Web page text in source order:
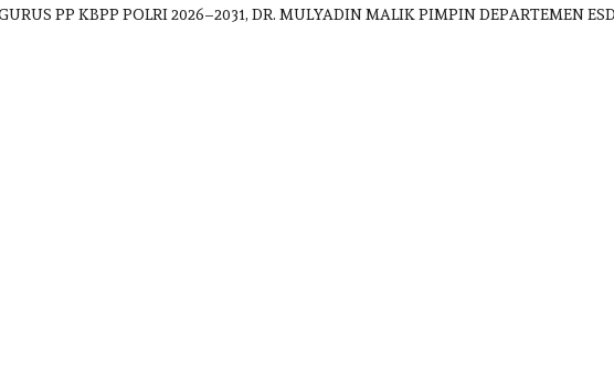
PP KBPP POLRI 2026–2031, DR. MULYADIN MALIK PIMPIN DEPARTEMEN